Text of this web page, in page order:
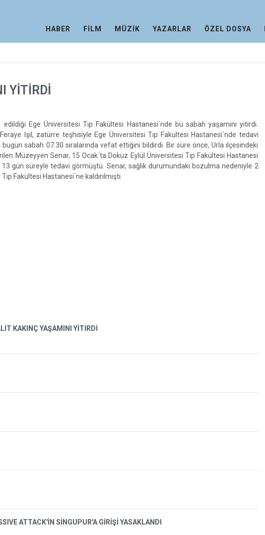
HABER FİLM MÜZİK YAZARLAR ÖZEL DOSYA
YİTİRDİ
Ege Üniversitesi Tıp Fakültesi Hastanesi´nde bu sabah yaşamını yitirdi.
Feraye Işıl, zatürre teşhisiyle Ege Üniversitesi Tıp Fakültesi Hastanesi´nde tedavi
sabah 07.30 sıralarında vefat ettiğini bildirdi. Bir süre önce, Urla ilçesindeki
Müzeyyen Senar, 15 Ocak´ta Dokuz Eylül Üniversitesi Tıp Fakültesi Hastanesi
13 gün süreyle tedavi görmüştü. Senar, sağlık durumundaki bozulma nedeniyle 2
Fakültesi Hastanesi´ne kaldırılmıştı.
KAKINÇ YAŞAMINI YİTİRDİ
ATTACK'İN SİNGUPUR'A GİRİŞİ YASAKLANDI